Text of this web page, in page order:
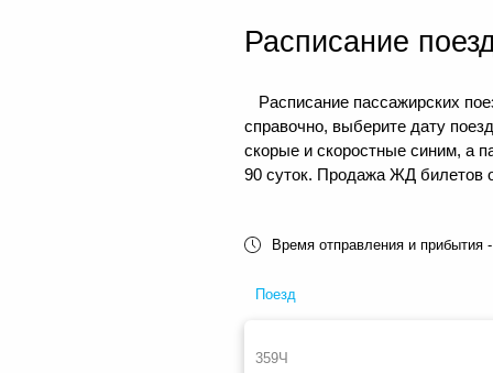
Расписание
Расписание пассажирских
справочно, выберите дату
скорые и скоростные синим, а
90 суток. Продажа ЖД билетов
Время отправления и прибытия
Поезд
359Ч